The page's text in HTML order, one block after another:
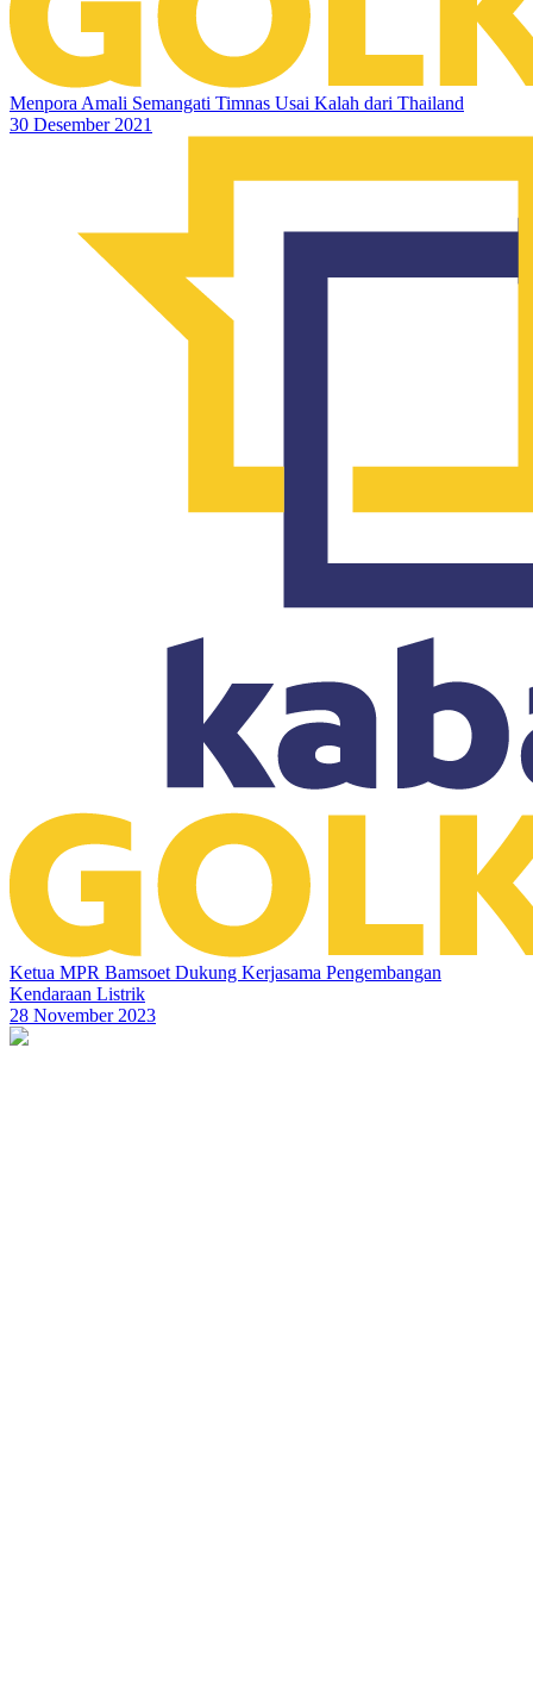
Menpora Amali Semangati Timnas Usai Kalah dari Thailand
30 Desember 2021
Ketua MPR Bamsoet Dukung Kerjasama Pengembangan
Kendaraan Listrik
28 November 2023